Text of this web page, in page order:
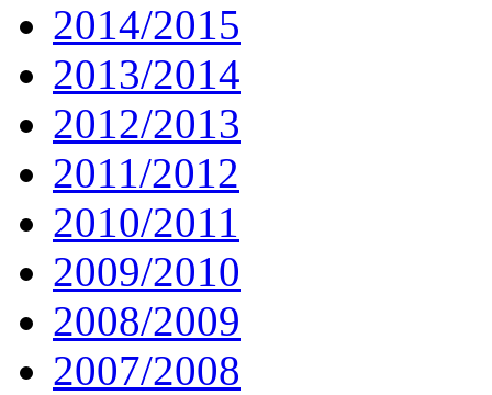
2014/2015
2013/2014
2012/2013
2011/2012
2010/2011
2009/2010
2008/2009
2007/2008